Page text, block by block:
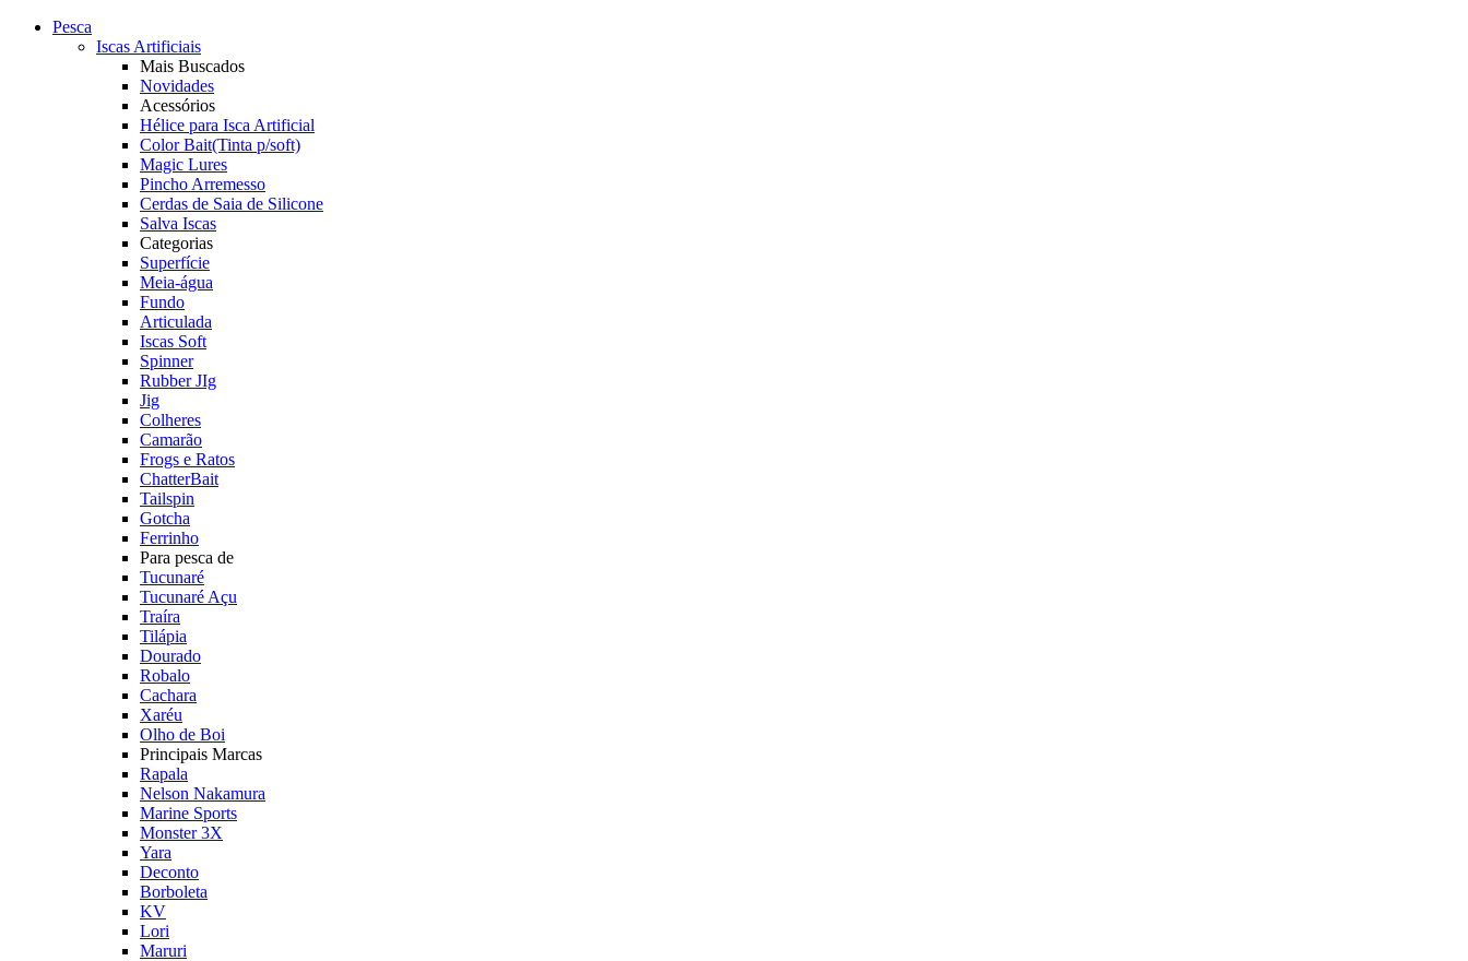
Pesca
Iscas Artificiais
Mais Buscados
Novidades
Acessórios
Hélice para Isca Artificial
Color Bait(Tinta p/soft)
Magic Lures
Pincho Arremesso
Cerdas de Saia de Silicone
Salva Iscas
Categorias
Superfície
Meia-água
Fundo
Articulada
Iscas Soft
Spinner
Rubber JIg
Jig
Colheres
Camarão
Frogs e Ratos
ChatterBait
Tailspin
Gotcha
Ferrinho
Para pesca de
Tucunaré
Tucunaré Açu
Traíra
Tilápia
Dourado
Robalo
Cachara
Xaréu
Olho de Boi
Principais Marcas
Rapala
Nelson Nakamura
Marine Sports
Monster 3X
Yara
Deconto
Borboleta
KV
Lori
Maruri